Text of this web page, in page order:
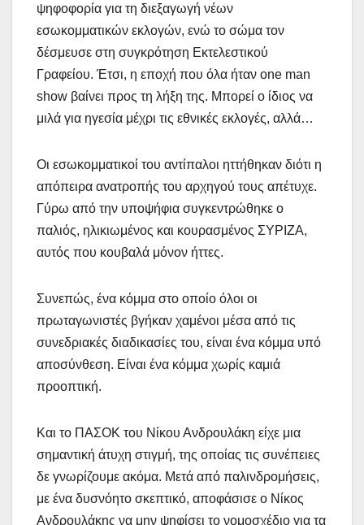
ψηφοφορία για τη διεξαγωγή νέων
εσωκομματικών εκλογών, ενώ το σώμα τον
δέσμευσε στη συγκρότηση Εκτελεστικού
Γραφείου. Έτσι, η εποχή που όλα ήταν one man
show βαίνει προς τη λήξη της. Μπορεί ο ίδιος να
μιλά για ηγεσία μέχρι τις εθνικές εκλογές, αλλά…
Οι εσωκομματικοί του αντίπαλοι ηττήθηκαν διότι η
απόπειρα ανατροπής του αρχηγού τους απέτυχε.
Γύρω από την υποψήφια συγκεντρώθηκε ο
παλιός, ηλικιωμένος και κουρασμένος ΣΥΡΙΖΑ,
αυτός που κουβαλά μόνον ήττες.
Συνεπώς, ένα κόμμα στο οποίο όλοι οι
πρωταγωνιστές βγήκαν χαμένοι μέσα από τις
συνεδριακές διαδικασίες του, είναι ένα κόμμα υπό
αποσύνθεση. Είναι ένα κόμμα χωρίς καμιά
προοπτική.
Και το ΠΑΣΟΚ του Νίκου Ανδρουλάκη είχε μια
σημαντική άτυχη στιγμή, της οποίας τις συνέπειες
δε γνωρίζουμε ακόμα. Μετά από παλινδρομήσεις,
με ένα δυσνόητο σκεπτικό, αποφάσισε ο Νίκος
Ανδρουλάκης να μην ψηφίσει το νομοσχέδιο για τα